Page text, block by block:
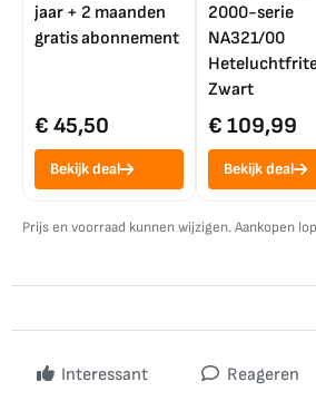
jaar + 2 maanden
gratis abonnement
€ 45,50
Bekijk deal
2000-serie
NA321/00
Zwart
€ 109,99
Bekijk deal
Prijs en voorraad kunnen wijzigen. Aankopen
Interessant Reageren